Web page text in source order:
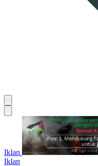
Iklan
Iklan